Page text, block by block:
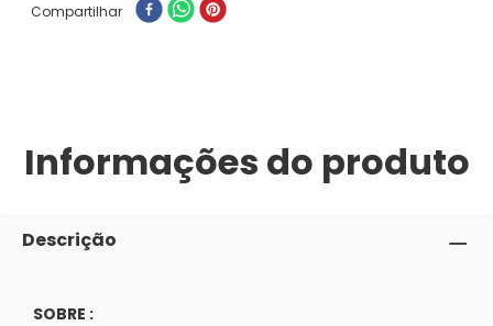
Compartilhar
Informações do produto
Descrição
SOBRE :